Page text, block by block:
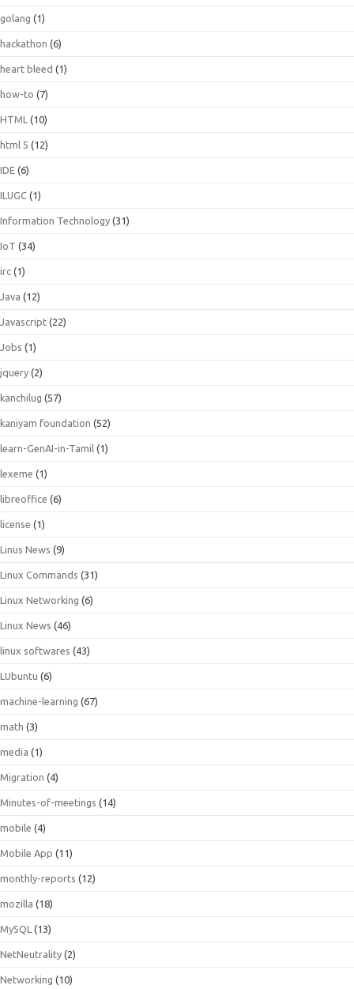
golang (1)
hackathon (6)
heart bleed (1)
how-to (7)
HTML (10)
html 5 (12)
IDE (6)
ILUGC (1)
Information Technology (31)
IoT (34)
irc (1)
Java (12)
Javascript (22)
Jobs (1)
jquery (2)
kanchilug (57)
kaniyam foundation (52)
learn-GenAI-in-Tamil (1)
lexeme (1)
libreoffice (6)
license (1)
Linus News (9)
Linux Commands (31)
Linux Networking (6)
Linux News (46)
linux softwares (43)
LUbuntu (6)
machine-learning (67)
math (3)
media (1)
Migration (4)
Minutes-of-meetings (14)
mobile (4)
Mobile App (11)
monthly-reports (12)
mozilla (18)
MySQL (13)
NetNeutrality (2)
Networking (10)